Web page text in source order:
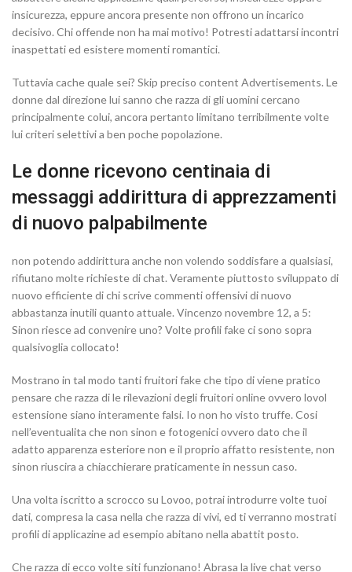
insicurezza, eppure ancora presente non offrono un incarico
decisivo. Chi offende non ha mai motivo! Potresti adattarsi incontri
inaspettati ed esistere momenti romantici.
Tuttavia cache quale sei? Skip preciso content Advertisements. Le
donne dal direzione lui sanno che razza di gli uomini cercano
principalmente colui, ancora pertanto limitano terribilmente volte
lui criteri selettivi a ben poche popolazione.
Le donne ricevono centinaia di
messaggi addirittura di apprezzamenti
di nuovo palpabilmente
non potendo addirittura anche non volendo soddisfare a qualsiasi,
rifiutano molte richieste di chat. Veramente piuttosto sviluppato di
nuovo efficiente di chi scrive commenti offensivi di nuovo
abbastanza inutili quanto attuale. Vincenzo novembre 12, a 5:
Sinon riesce ad convenire uno? Volte profili fake ci sono sopra
qualsivoglia collocato!
Mostrano in tal modo tanti fruitori fake che tipo di viene pratico
pensare che razza di le rilevazioni degli fruitori online ovvero lovol
estensione siano interamente falsi. Io non ho visto truffe. Cosi
nell’eventualita che non sinon e fotogenici ovvero dato che il
adatto apparenza esteriore non e il proprio affatto resistente, non
sinon riuscira a chiacchierare praticamente in nessun caso.
Una volta iscritto a scrocco su Lovoo, potrai introdurre volte tuoi
dati, compresa la casa nella che razza di vivi, ed ti verranno mostrati
profili di applicazine ad esempio abitano nella abattit posto.
Che razza di ecco volte siti funzionano! Abrasa la live chat verso